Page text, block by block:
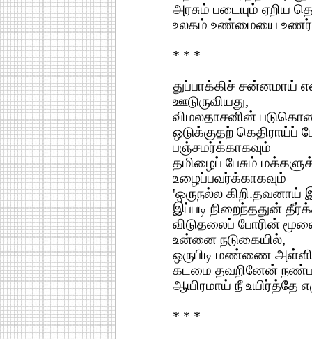
அரசும் படையும் ஏறிய
உலகம் உண்மையை
* * *
துப்பாக்கிச் சன்னமாய்
ஊடுருவியது,
விமலதாசனின்
ஒடுக்குதற் கெதிராய்ப்
பஞ்சமர்க்காகவும்
தமிழைப் பேசும்
உழைப்பவர்க்காகவும்
'ஒருநல்ல கிறி.தவனாய்
இப்படி நிறைந்ததுன்
விடுதலைப் போரின்
உன்னை நடுகையில்,
ஒருபிடி மண்ணை
கடமை தவறினேன்
ஆயிரமாய் நீ உயிர்த்தே
* * *